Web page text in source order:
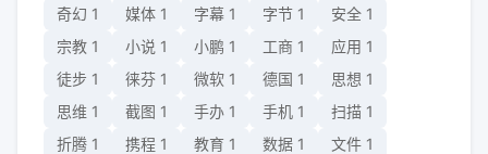
奇幻 1 媒体 1 字幕 1 字节 1 安全 1
宗教 1 小说 1 小鹏 1 工商 1 应用 1
徒步 1 徕芬 1 微软 1 德国 1 思想 1
思维 1 截图 1 手办 1 手机 1 扫描 1
折腾 1 携程 1 教育 1 数据 1 文件 1